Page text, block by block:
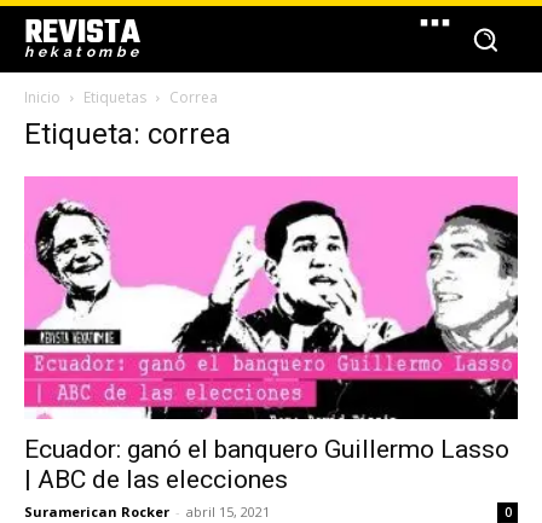
REVISTA
hekatombe
Inicio Etiquetas Correa
Etiqueta: correa
Ecuador: ganó el banquero Guillermo Lasso
| ABC de las elecciones
Suramerican Rocker - abril 15, 2021 0